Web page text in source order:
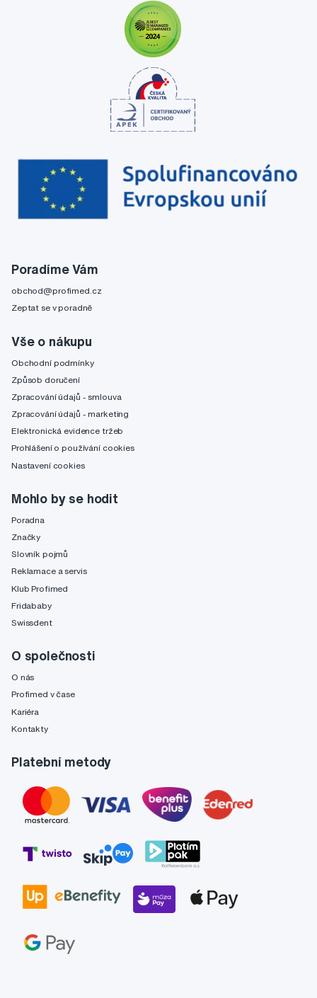
Poradíme Vám
obchod@profimed.cz
Zeptat se v poradně
Vše o nákupu
Obchodní podmínky
Způsob doručení
Zpracování údajů - smlouva
Zpracování údajů - marketing
Elektronická evidence tržeb
Prohlášení o používání cookies
Nastavení cookies
Mohlo by se hodit
Poradna
Značky
Slovník pojmů
Reklamace a servis
Klub Profimed
Fridababy
Swissdent
O společnosti
O nás
Profimed v čase
Kariéra
Kontakty
Platební metody